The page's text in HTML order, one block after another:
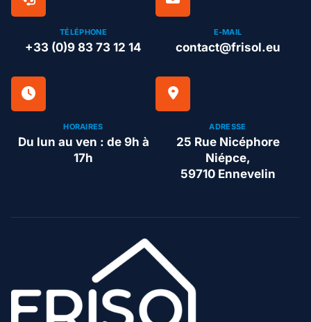
TÉLÉPHONE
+33 (0)9 83 73 12 14
E-MAIL
contact@frisol.eu
HORAIRES
Du lun au ven : de 9h à
17h
ADRESSE
25 Rue Nicéphore
Niépce,
59710 Ennevelin